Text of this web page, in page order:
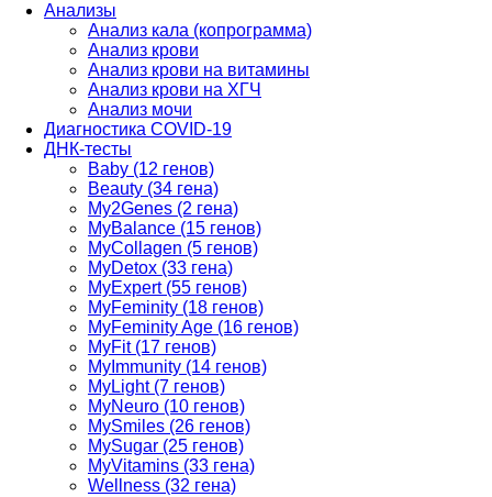
Анализы
Анализ кала (копрограмма)
Анализ крови
Анализ крови на витамины
Анализ крови на ХГЧ
Анализ мочи
Диагностика COVID-19
ДНК-тесты
Baby (12 генов)
Beauty (34 гена)
My2Genes (2 гена)
MyBalance (15 генов)
MyCollagen (5 генов)
MyDetox (33 гена)
MyExpert (55 генов)
MyFeminity (18 генов)
MyFeminity Age (16 генов)
MyFit (17 генов)
MyImmunity (14 генов)
MyLight (7 генов)
MyNeuro (10 генов)
MySmiles (26 генов)
MySugar (25 генов)
MyVitamins (33 гена)
Wellness (32 гена)